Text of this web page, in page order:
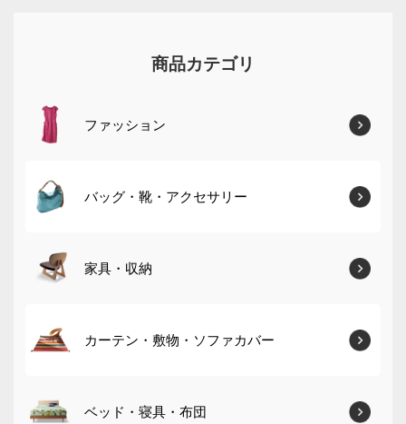
商品カテゴリ
ファッション
バッグ・靴・アクセサリー
家具・収納
カーテン・敷物・ソファカバー
ベッド・寝具・布団